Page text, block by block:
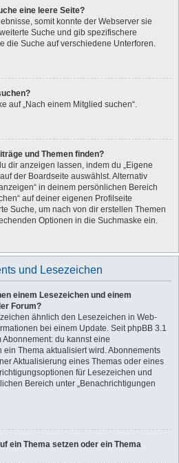
eine leere Seite?
somit konnte der Webserver sie
Suche und gib spezifischere
die Suche auf verschiedene Unterforen.
auf „Nach einem Mitglied suchen“.
und Themen finden?
dir anzeigen lassen, indem du „Eigene
der Boardseite auswählst. Alternativ
in deinem persönlichen Bereich
auf deiner eigenen Profilseite
Suche, um nach von dir erstellen Themen
Optionen in die Suchmaske ein.
und Lesezeichen
einem Lesezeichen und einem
Forum?
ähnlich den Lesezeichen in Web-
bei einem Update. Seit phpBB 3.1
du kannst eine
Thema aktualisiert wird. Abonnements
Aktualisierung eines Themas oder eines
für Lesezeichen und
Bereich unter „Benachrichtigungen
ein Thema setzen oder ein Thema